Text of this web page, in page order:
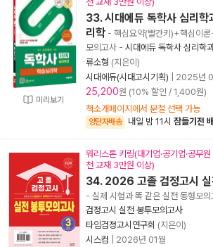
미리보기
33. 시대에듀 독학사 심리학
리학 - 핵심요약(빨간키)+핵심이
모의고사 - 시대에듀 독학사 심리학
류소형 (지은이)
시대에듀(시대고시기획)
2025년
25,200원 (10% 할인 / 1,400원)
책소개페이지에서 분철 선택 가능
양탄자배송 내일 밤 11시 잠들기전
워리스톤 키링(대기업·공기업·공무
천 교재 3만원 이상)
34. 2026 고졸 검정고시 실
- 실제 시험과 똑 같은 실전 동형모
검정고시 실전 봉투모의고사
타임검정고시연구회 (지은이)
시스컴
2026년 01월